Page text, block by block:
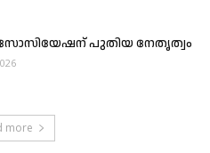
പുതിയ നേതൃത്വം
more